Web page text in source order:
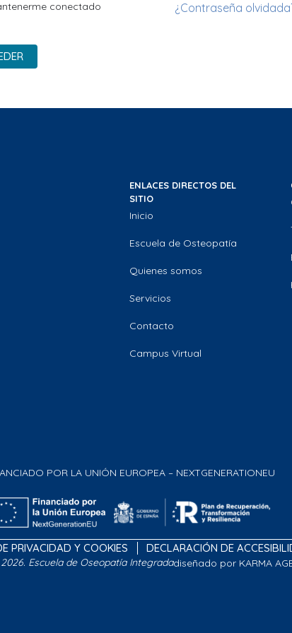
conectado ¿Contraseña
ENLACES DIRECTOS DEL
SITIO
Inicio
Escuela de Osteopatía
Quienes somos
Servicios
Contacto
Campus Virtual
POR LA UNIÓN EUROPEA – NEXTGENERATIONEU
PRIVACIDAD Y COOKIES DECLARACIÓN DE
Escuela de Oseopatía Integradadiseñado por KARMA